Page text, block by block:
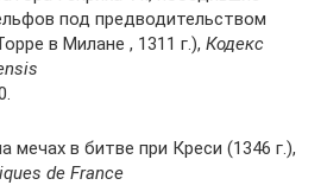
под предводительством
в Милане , 1311 г.), Кодекс
мечах в битве при Креси (1346 г.),
de France